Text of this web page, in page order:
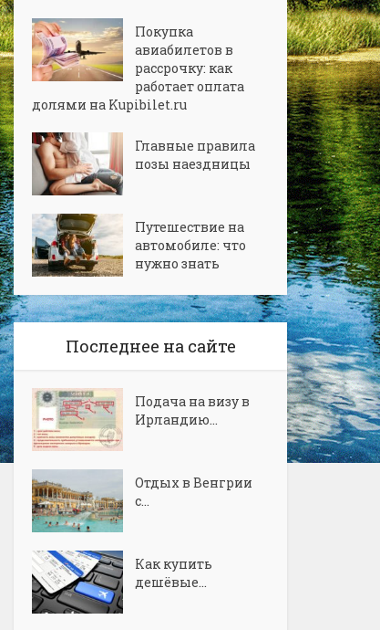
Покупка
авиабилетов в
рассрочку: как
работает оплата
долями на Kupibilet.ru
Главные правила
позы наездницы
Путешествие на
автомобиле: что
нужно знать
Последнее на сайте
Подача на визу в
Ирландию...
Отдых в Венгрии
с...
Как купить
дешёвые...